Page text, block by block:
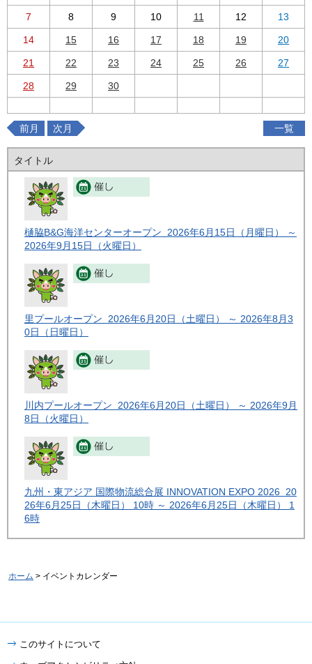
7 8 9 10 11 12 13
14 15 16 17 18 19 20
21 22 23 24 25 26 27
28 29 30
前月 一覧
次月
タイトル
樋脇B&G海洋センターオープン 2026年6月15日（月曜日） ～
2026年9月15日（火曜日）
里プールオープン 2026年6月20日（土曜日） ～ 2026年8月3
0日（日曜日）
川内プールオープン 2026年6月20日（土曜日） ～ 2026年9月
8日（火曜日）
九州・東アジア 国際物流総合展 INNOVATION EXPO 2026 20
26年6月25日（木曜日） 10時 ～ 2026年6月25日（木曜日） 1
6時
ホーム > イベントカレンダー
このサイトについて